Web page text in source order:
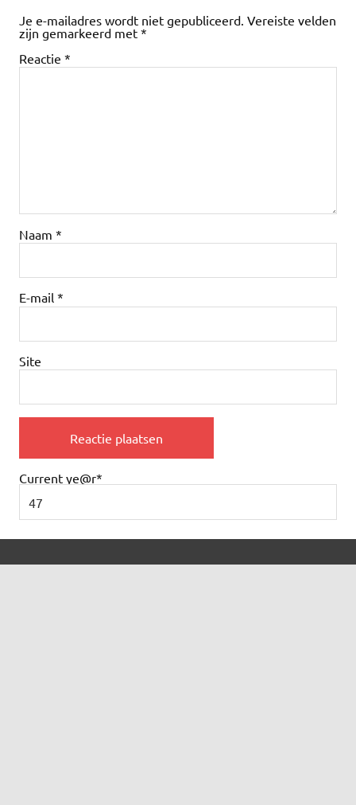
Je e-mailadres wordt niet gepubliceerd. Vereiste velden
zijn gemarkeerd met *
Reactie *
Naam *
E-mail *
Site
Current ye@r*